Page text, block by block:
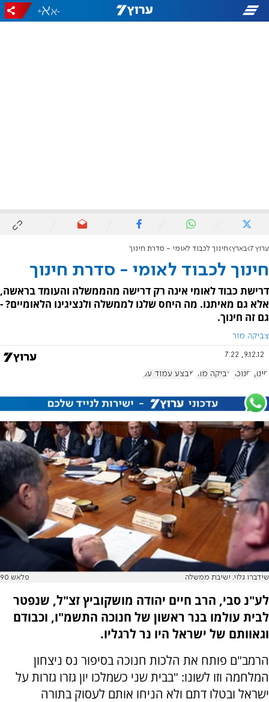
-
+
ערוץ 7 בארץ חינוך לכבוד לאומי - סדרת חינוך
חינוך לכבוד לאומי - סדרת חינוך
דרישת כבוד לאומי אינה רק דרישה מהממשלה והעומד בראשה,
אלא גם מאיתנו. מה היחס שלנו לממשלה ולנציגינו הלאומיים? -
גם זה חינוך.
צביקה מור
9.12.12, 7:22
חינוך חנוכה צביקה מור מבצע עמוד ענן
שידברו גלוי. ישיבת ממשלה פלאש 90
לע"נ סבי, הרב חיים יהודה מושקוביץ זצ"ל, שנפטר
לבית עולמו בנר ראשון של חנוכה התשמ"ו, וכבודם
וגאוותם של ישראל היו נר לרגליו.
הרמב"ם פותח את הלכות חנוכה בסיפור נס ניצחון
המלחמה וזו לשונו: "בבית שני כשמלכו יון גזרו גזרות על
ישראל ובטלו דתם ולא הניחו אותם לעסוק בתורה